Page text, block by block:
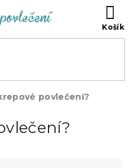
povlečení?